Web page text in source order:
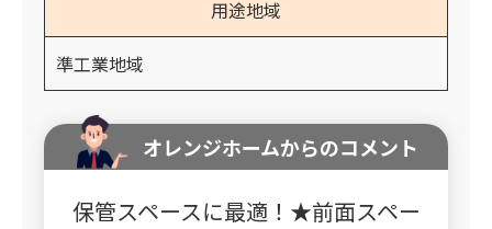
用途地域
準工業地域
オレンジホームからのコメント
保管スペースに最適！★前面スペー